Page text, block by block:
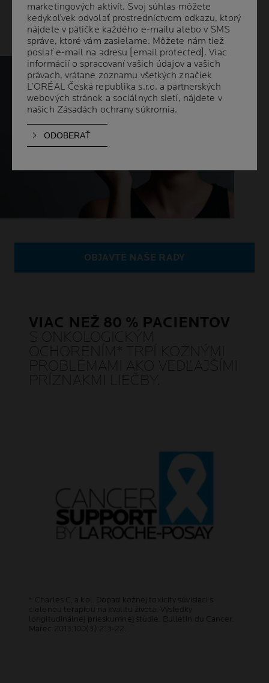
ZAČNITE
S MAKE-UPOM
OBJAVTE NAŠE RADY
VIAC NEŽ 80 % PACIENTOV
S ONKOLOGICKÝM
OCHORENÍM* TRPÍ KOŽNÝMI
PROBLÉMAMI AKO VEDĽAJŠÍMI
PRÍZNAKMI LIEČBY.
* Charles C, a kol. Dopad kožnej toxicity súvisiaci s
cielenou terapiou na kvalitu života. Výsledky
longitudinálnej prieskumnej štúdie. Bulletin du Cancer.
Marec 2013;100(3):213-22.
marketingových aktivít. Svoj súhlas môžete
kedykoľvek odvolať prostredníctvom odkazu, ktorý
nájdete v pätičke každého e-mailu alebo v SMS
správe, ktoré vám zasielame. Môžete nám tiež
poslať e-mail na adresu
[email protected] . Viac
informácií o spracovaní vašich údajov a vašich
právach, vrátane zoznamu všetkých značiek
L’ORÉAL Česká republika s.r.o. a partnerských
webových stránok a sociálnych sietí, nájdete v
našich Zásadách ochrany súkromia.
marketingových aktivít. Svoj súhlas môžete
kedykoľvek odvolať prostredníctvom odkazu, ktorý
nájdete v pätičke každého e-mailu alebo v SMS
správe, ktoré vám zasielame. Môžete nám tiež
poslať e-mail na adresu
[email protected] . Viac
informácií o spracovaní vašich údajov a vašich
právach, vrátane zoznamu všetkých značiek
L’ORÉAL Česká republika s.r.o. a partnerských
webových stránok a sociálnych sietí, nájdete v
našich Zásadách ochrany súkromia.